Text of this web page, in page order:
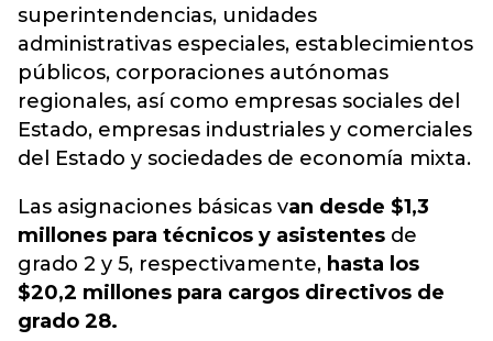
superintendencias, unidades
administrativas especiales, establecimientos
públicos, corporaciones autónomas
regionales, así como empresas sociales del
Estado, empresas industriales y comerciales
del Estado y sociedades de economía mixta.
Las asignaciones básicas van desde $1,3
millones para técnicos y asistentes de
grado 2 y 5, respectivamente, hasta los
$20,2 millones para cargos directivos de
grado 28.